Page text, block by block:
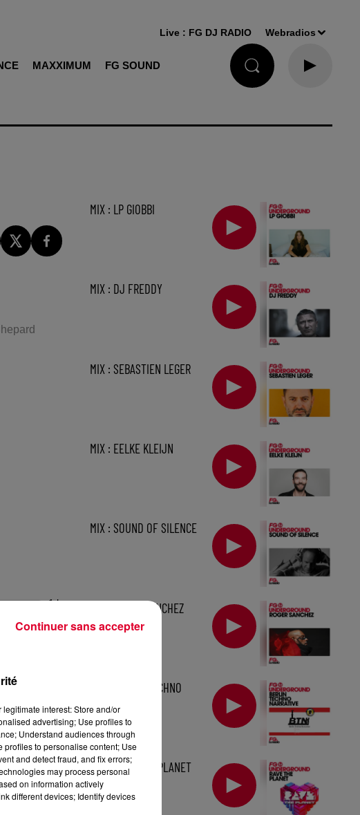
MAXXIMUM FG SOUND
Live : FG DJ RADIO Webradios
1 h
-
MIX : LP GIOBBI
MIX : DJ FREDDY
MIX : SEBASTIEN LEGER
MIX : EELKE KLEIJN
MIX : SOUND OF SILENCE
MIX : ROGER SANCHEZ
MIX : BERLIN TECHNO
NARRATIVE
MIX : RAVE THE PLANET
interest: Store and/or
advertising; Use profiles to
Understand audiences through
profiles to personalise content; Use
and detect fraud, and fix errors;
may process personal
on information actively
different devices; Identify devices
Continuer sans accepter